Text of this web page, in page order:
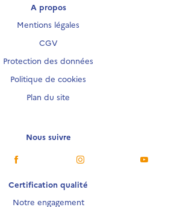
A propos
Mentions légales
CGV
Protection des données
Politique de cookies
Plan du site
Nous suivre
Certification qualité
Notre engagement